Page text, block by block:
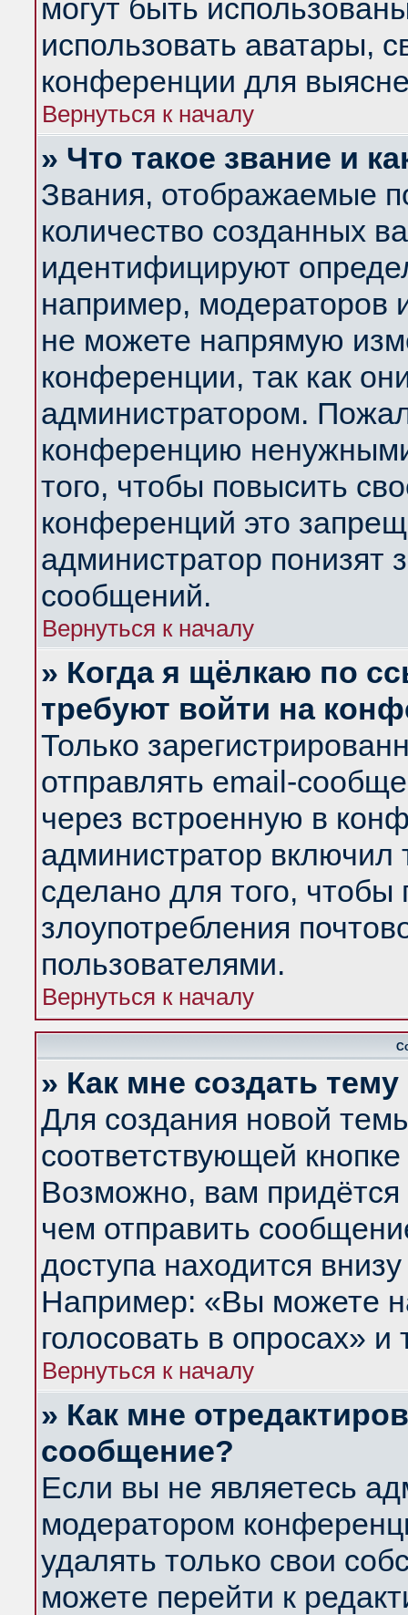
могут быть
использовать аватары,
конференции для
Вернуться к началу
» Что такое звание и
Звания, отображаемые
количество созданных
идентифицируют
например, модераторов
не можете напрямую
конференции, так как
администратором.
конференцию
того, чтобы повысить
конференций это
администратор понизят
сообщений.
Вернуться к началу
» Когда я щёлкаю по
требуют войти на
Только
отправлять email-
через встроенную в
администратор
сделано для того, чтобы
злоупотребления
пользователями.
Вернуться к началу
» Как мне создать
Для создания новой
соответствующей
Возможно, вам придётся
чем отправить
доступа находится
Например: «Вы можете
голосовать в опросах» и
Вернуться к началу
» Как мне
сообщение?
Если вы не являетесь
модератором
удалять только свои
можете перейти к